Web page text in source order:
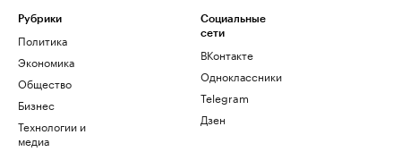
Рубрики
Политика
Экономика
Общество
Бизнес
Технологии и
медиа
Социальные
сети
ВКонтакте
Одноклассники
Telegram
Дзен